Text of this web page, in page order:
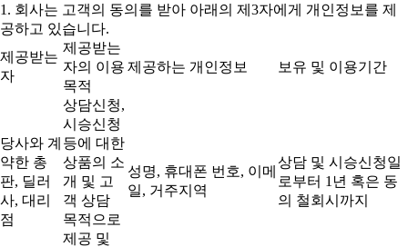
1. 회사는 고객의 동의를 받아 아래의 제3자에게 개인정보를 제
공하고 있습니다.
제공받는
자
제공받는
자의 이용
목적
제공하는 개인정보 보유 및 이용기간
당사와 계
약한 총
판, 딜러
사, 대리
점
상담신청,
시승신청
등에 대한
상품의 소
개 및 고
객 상담
목적으로
제공 및
성명, 휴대폰 번호, 이메
일, 거주지역
상담 및 시승신청일
로부터 1년 혹은 동
의 철회시까지